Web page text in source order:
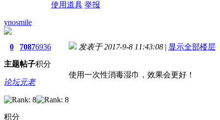
使用道具 举报
ynosmile
0
主题
7087
帖子
6936
积分
论坛元老
积分
发表于 2017-9-8 11:43:08 | 显示全部楼层
使用一次性消毒湿巾，效果会更好！